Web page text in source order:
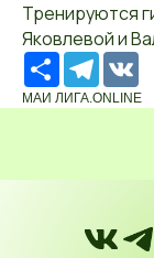
Тренируются
Яковлевой и
Ресурс
МАИ ЛИГА.ONLINE